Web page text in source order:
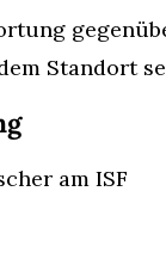
Standort
am ISF